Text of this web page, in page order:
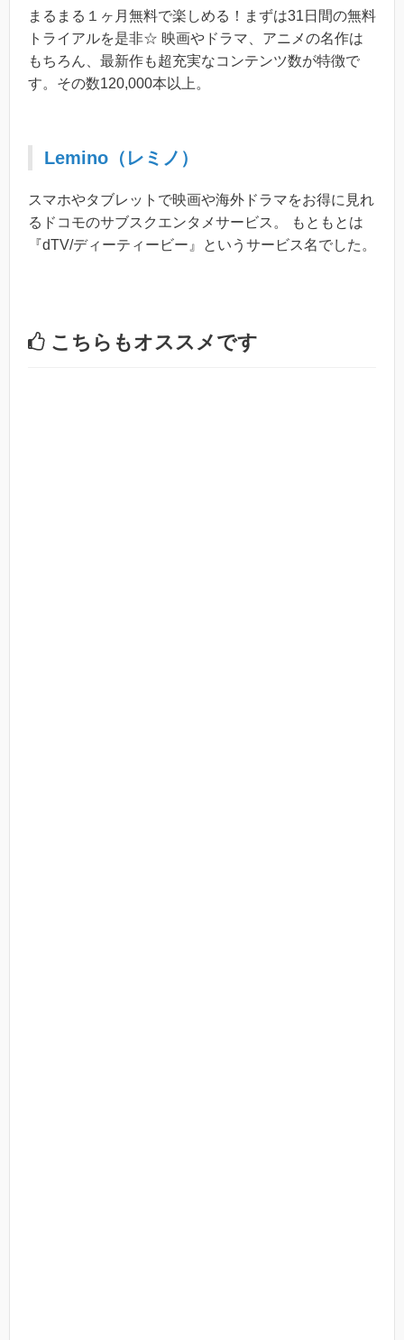
まるまる１ヶ月無料で楽しめる！まずは31日間の無料
トライアルを是非☆ 映画やドラマ、アニメの名作は
もちろん、最新作も超充実なコンテンツ数が特徴で
す。その数120,000本以上。
Lemino（レミノ）
スマホやタブレットで映画や海外ドラマをお得に見れ
るドコモのサブスクエンタメサービス。 もともとは
『dTV/ディーティービー』というサービス名でした。
こちらもオススメです